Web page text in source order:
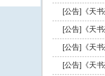
[公告]《天
[公告]《天
[公告]《天
[公告]《天